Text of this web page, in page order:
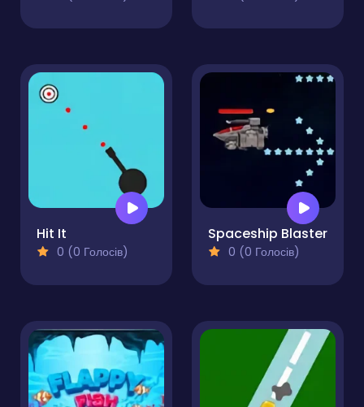
Hit It
0 (0 Голосів)
Spaceship Blaster
0 (0 Голосів)